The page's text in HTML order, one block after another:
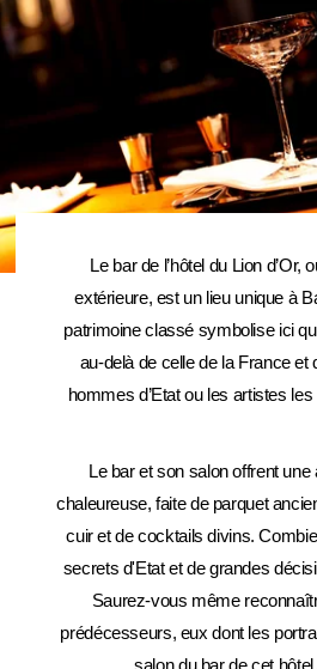
Le bar de l’hôtel du Lion d’Or,
extérieure, est un lieu unique à
patrimoine classé symbolise ici
au-delà de celle de la France et
hommes d’Etat ou les artistes
Le bar et son salon offrent
chaleureuse, faite de parquet
cuir et de cocktails divins.
secrets d'Etat et de grandes
Saurez-vous même
prédécesseurs, eux dont les
salon du bar de cet